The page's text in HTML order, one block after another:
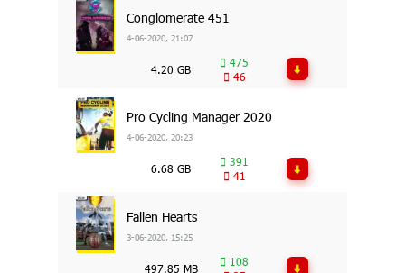
Conglomerate 451
4-06-2020, 21:07
4.20 GB
475
46
Pro Cycling Manager 2020
4-06-2020, 20:23
6.68 GB
391
41
Fallen Hearts
3-06-2020, 15:25
497.85 MB
108